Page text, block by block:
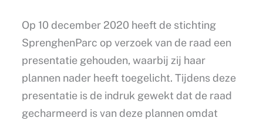
Op 10 december 2020 heeft de stichting
SprenghenParc op verzoek van de raad een
presentatie gehouden, waarbij zij haar
plannen nader heeft toegelicht. Tijdens deze
presentatie is de indruk gewekt dat de raad
gecharmeerd is van deze plannen omdat